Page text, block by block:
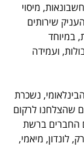
מיסוי
שירותים
במיוחד
ועמידה
נשכרת
שהצלחנו לרקום
החברים ברשת
לונדון, מיאמי,